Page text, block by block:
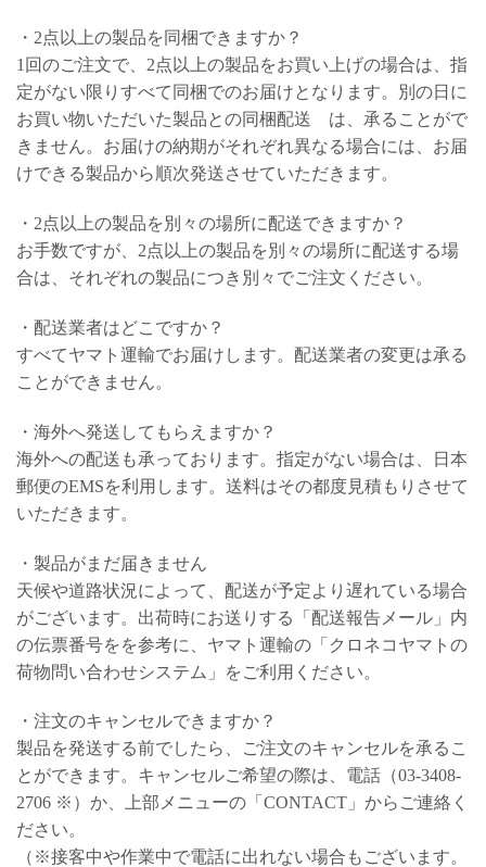
・2点以上の製品を同梱できますか？
1回のご注文で、2点以上の製品をお買い上げの場合は、指
定がない限りすべて同梱でのお届けとなります。別の日に
お買い物いただいた製品との同梱配送 は、承ることがで
きません。お届けの納期がそれぞれ異なる場合には、お届
けできる製品から順次発送させていただきます。
・2点以上の製品を別々の場所に配送できますか？
お手数ですが、2点以上の製品を別々の場所に配送する場
合は、それぞれの製品につき別々でご注文ください。
・配送業者はどこですか？
すべてヤマト運輸でお届けします。配送業者の変更は承る
ことができません。
・海外へ発送してもらえますか？
海外への配送も承っております。指定がない場合は、日本
郵便のEMSを利用します。送料はその都度見積もりさせて
いただきます。
・製品がまだ届きません
天候や道路状況によって、配送が予定より遅れている場合
がございます。出荷時にお送りする「配送報告メール」内
の伝票番号をを参考に、ヤマト運輸の「クロネコヤマトの
荷物問い合わせシステム」をご利用ください。
・注文のキャンセルできますか？
製品を発送する前でしたら、ご注文のキャンセルを承るこ
とができます。キャンセルご希望の際は、電話（03-3408-
2706 ※）か、上部メニューの「CONTACT」からご連絡く
ださい。
（※接客中や作業中で電話に出れない場合もございます。